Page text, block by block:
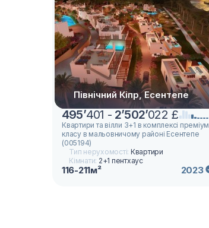
Північний Кіпр, Есентепе
495’401 - 2’502’022 £
Квартири та вілли 3+1 в комплексі преміум
класу в мальовничому районі Есентепе
(005194)
Тип нерухомості: Квартири
Кімнати: 2+1 пентхаус
116-211м² 2023